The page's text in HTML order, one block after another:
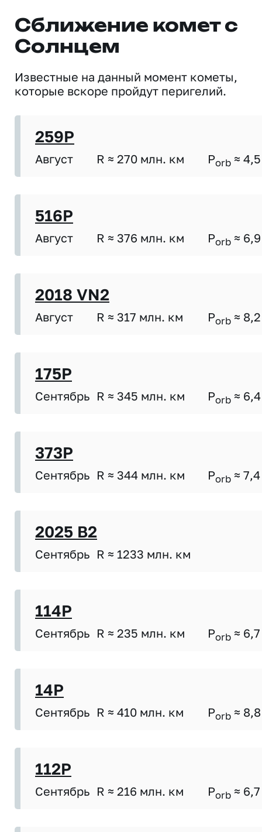
Сближение комет с
Солнцем
Известные на данный момент кометы,
которые вскоре пройдут перигелий.
259P
Август R ≈ 270 млн. км Porb ≈ 4,5
516P
Август R ≈ 376 млн. км Porb ≈ 6,9
2018 VN2
Август R ≈ 317 млн. км Porb ≈ 8,2
175P
Сентябрь R ≈ 345 млн. км Porb ≈ 6,4
373P
Сентябрь R ≈ 344 млн. км Porb ≈ 7,4
2025 B2
Сентябрь R ≈ 1233 млн. км
114P
Сентябрь R ≈ 235 млн. км Porb ≈ 6,7
14P
Сентябрь R ≈ 410 млн. км Porb ≈ 8,8
112P
Сентябрь R ≈ 216 млн. км Porb ≈ 6,7